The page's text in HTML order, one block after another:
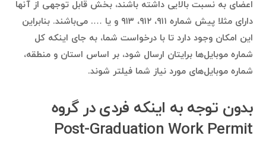
اعضای به نسبت بالایی داشته باشند، بخش قابل توجهی از آنها
دارای مثلا پیش شماره ۹۱۱، ۹۱۲، ۹۱۳ و یا …. می‌باشند. بنابراین
این امکان وجود دارد تا با درخواست شما، به جای اینکه کل
شماره موبایل‌ها برایتان ارسال شود، بر اساس استان و منطقه،
شماره موبایل‌های مورد نیاز شما فیلتر شوند.
بدون توجه به اینکه فردی در گروه
Post-Graduation Work Permit